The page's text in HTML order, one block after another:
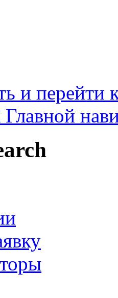
и перейти